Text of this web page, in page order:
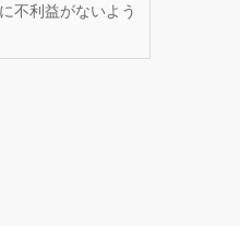
不利益がないよう